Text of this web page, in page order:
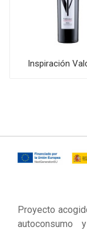
Inspiración
Proyecto
autoconsumo